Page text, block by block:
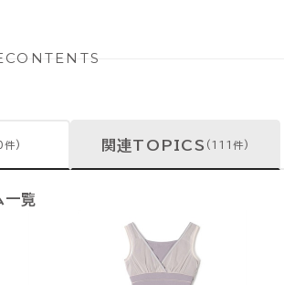
CONTENTS
件) 関連TOPICS (111件)
一覧